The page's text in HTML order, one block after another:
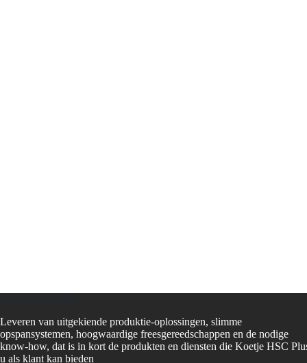
Leveren van uitgekiende produktie-oplossingen, slimme
opspansystemen, hoogwaardige freesgereedschappen en de nodige
know-how, dat is in kort de produkten en diensten die Koetje HSC
u als klant kan bieden